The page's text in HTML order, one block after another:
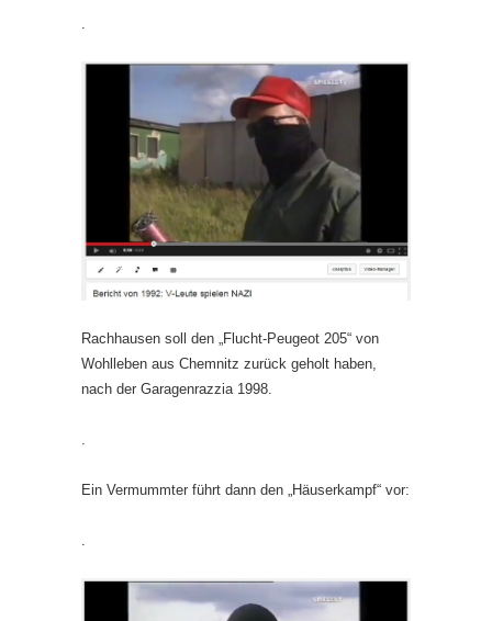
Rachhausen soll den „Flucht-Peugeot 205“ von
Wohlleben aus Chemnitz zurück geholt haben,
nach der Garagenrazzia 1998.
.
Ein Vermummter führt dann den „Häuserkampf“ vor:
.